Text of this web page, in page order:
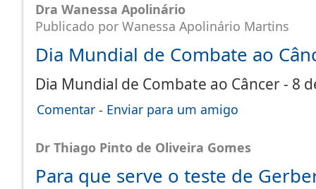
Dra Wanessa Apolinário
Publicado por Wanessa Apolinário Martins
Dia Mundial de Combate ao
Dia Mundial de Combate ao Câncer - 8
Comentar - Enviar para um amigo
Dr Thiago Pinto de Oliveira Gomes
Para que serve o teste de